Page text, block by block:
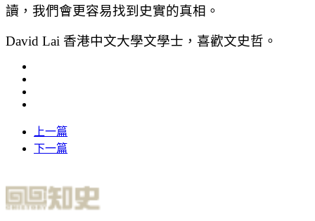
讀，我們會更容易找到史實的真相。
David Lai 香港中文大學文學士，喜歡文史哲。
上一篇
下一篇